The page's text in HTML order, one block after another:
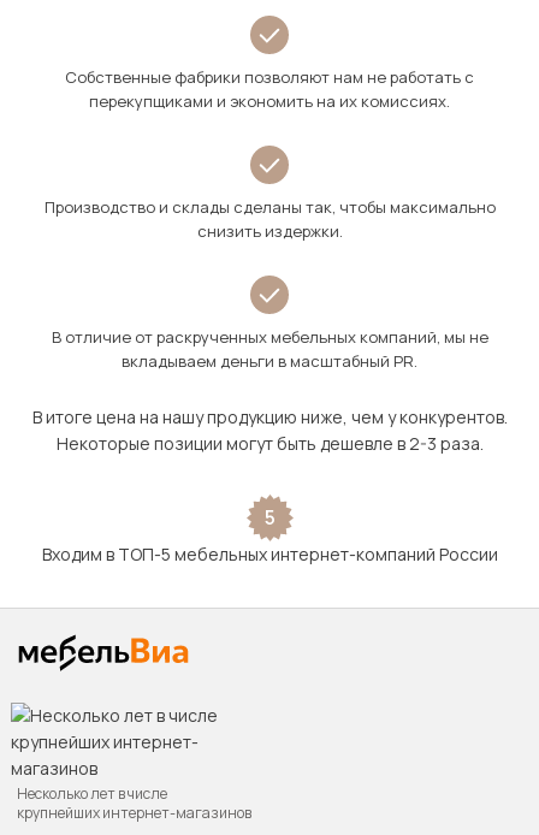
Собственные фабрики позволяют нам не работать с
перекупщиками и экономить на их комиссиях.
Производство и склады сделаны так, чтобы максимально
снизить издержки.
В отличие от раскрученных мебельных компаний, мы не
вкладываем деньги в масштабный PR.
В итоге цена на нашу продукцию ниже, чем у конкурентов.
Некоторые позиции могут быть дешевле в 2-3 раза.
5
Входим в ТОП-5 мебельных интернет-компаний России
Несколько лет в числе
крупнейших интернет-магазинов